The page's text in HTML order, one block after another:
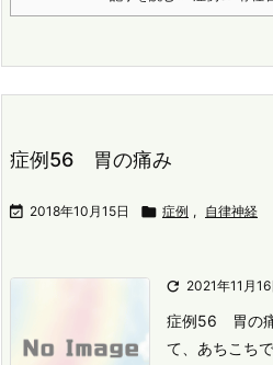
症例56 胃の痛み
 2018年10月15日  症例 , 自律神経
 2021年11月16
症例56 胃の
て、あちこち